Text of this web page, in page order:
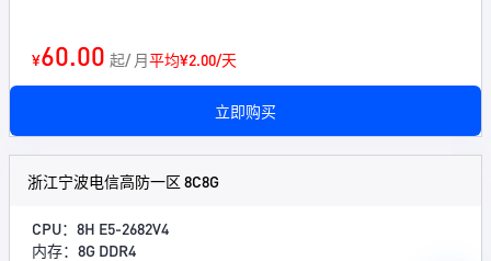
¥60.00 起/ 月平均¥2.00/天
立即购买
浙江宁波电信高防一区 8C8G
CPU：8H E5-2682V4
内存：8G DDR4